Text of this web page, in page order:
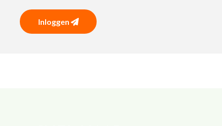
Inloggen